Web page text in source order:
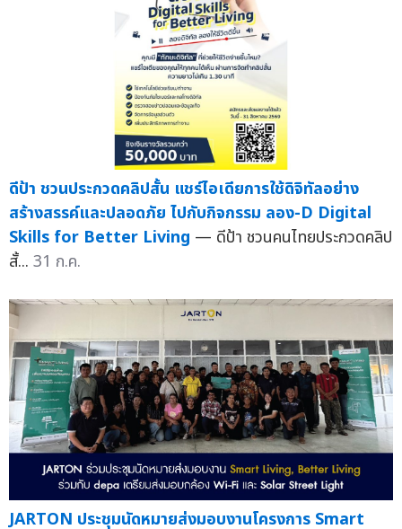
ดีป้า ชวนประกวดคลิปสั้น แชร์ไอเดียการใช้ดิจิทัลอย่าง
สร้างสรรค์และปลอดภัย ไปกับกิจกรรม ลอง-D Digital
Skills for Better Living — ดีป้า ชวนคนไทยประกวดคลิป
สั้... 31 ก.ค.
JARTON ประชุมนัดหมายส่งมอบงานโครงการ Smart